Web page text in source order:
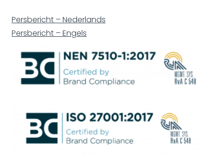
Persbericht – Nederlands
Persbericht – Engels